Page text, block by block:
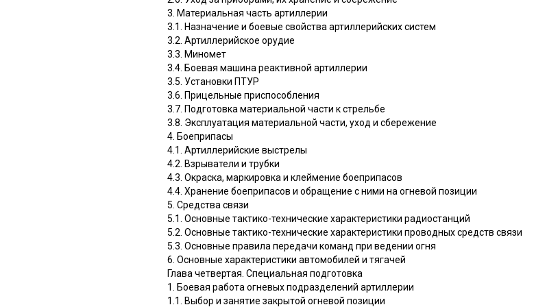
3. Материальная часть артиллерии
3.1. Назначение и боевые свойства артиллерийских систем
3.2. Артиллерийское орудие
3.3. Миномет
3.4. Боевая машина реактивной артиллерии
3.5. Установки ПТУР
3.6. Прицельные приспособления
3.7. Подготовка материальной части к стрельбе
3.8. Эксплуатация материальной части, уход и сбережение
4. Боеприпасы
4.1. Артиллерийские выстрелы
4.2. Взрыватели и трубки
4.3. Окраска, маркировка и клеймение боеприпасов
4.4. Хранение боеприпасов и обращение с ними на огневой позиции
5. Средства связи
5.1. Основные тактико-технические характеристики радиостанций
5.2. Основные тактико-технические характеристики проводных средств связи
5.3. Основные правила передачи команд при ведении огня
6. Основные характеристики автомобилей и тягачей
Глава четвертая. Специальная подготовка
1. Боевая работа огневых подразделений артиллерии
1.1. Выбор и занятие закрытой огневой позиции